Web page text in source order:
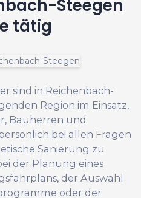
Steegen
tätig
sind in Reichenbach-
Region im Einsatz,
Bauherren und
bei allen Fragen
Sanierung zu
der Planung eines
der Auswahl
oder der